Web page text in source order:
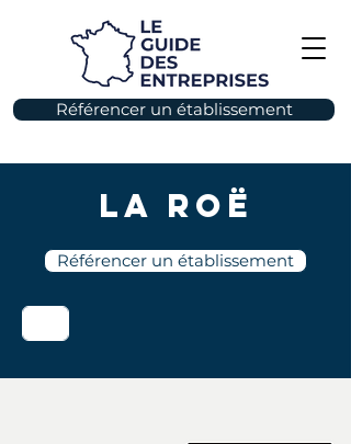
Référencer un établissement
La Roë
Référencer un établissement